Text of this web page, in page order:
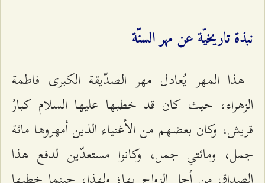
نبذة تاريخيّة عن مهر السنّة
هذا المهر يُعادل مهر الصدّيقة الكبرى فاطمة
الزهراء، حيث كان قد خطبها عليها السلام كبارُ
قريش، وكان بعضهم من الأغنياء الذين أمهروها مائة
جمل، ومائتي جمل، وكانوا مستعدّين لدفع هذا